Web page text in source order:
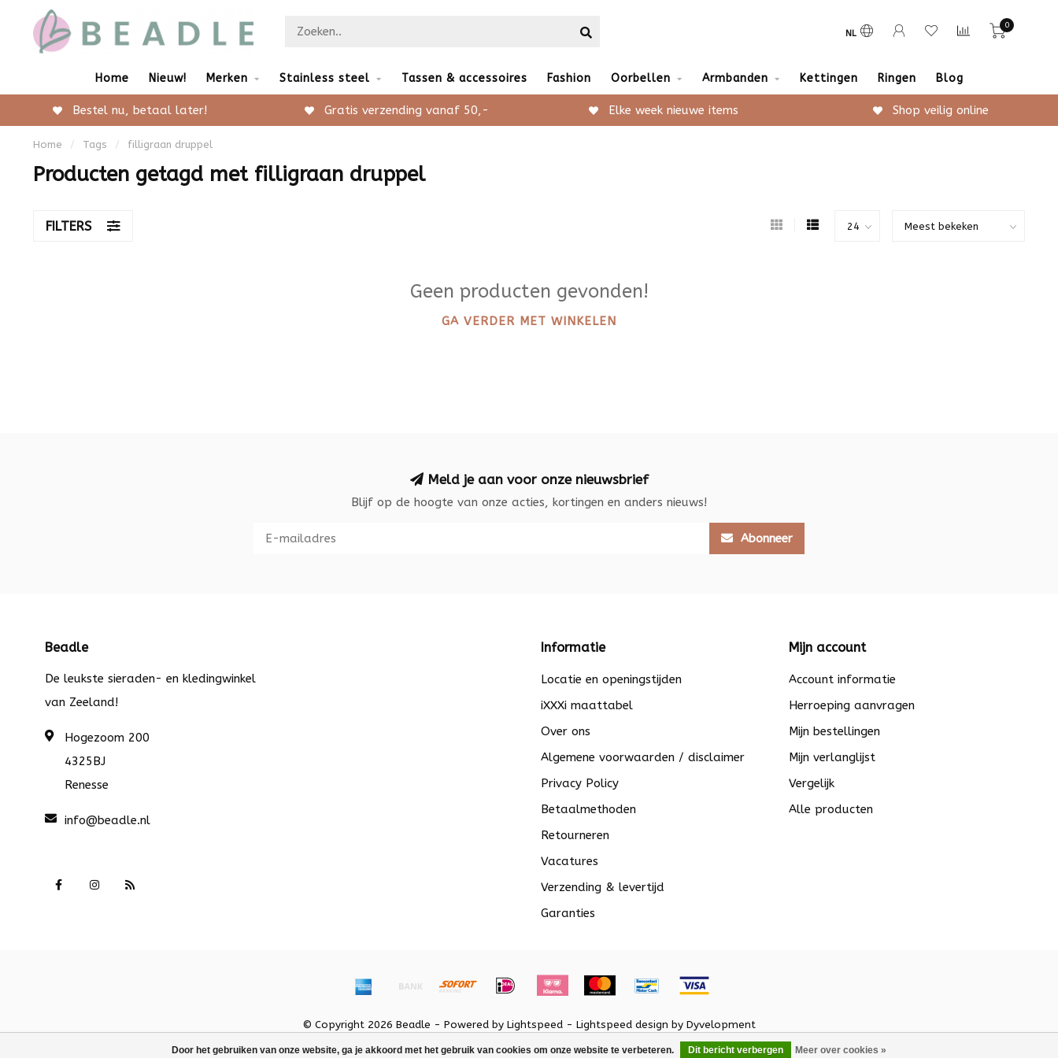
NL
0
Home Nieuw! Merken Stainless steel Tassen & accessoires Fashion Oorbellen Armbanden Kettingen Ringen Blog
Bestel nu, betaal later! Gratis verzending vanaf 50,- Elke week nieuwe items Shop veilig online
Home / Tags / filligraan druppel
Producten getagd met filligraan druppel
FILTERS
Geen producten gevonden!
GA VERDER MET WINKELEN
Door het gebruiken van onze website, ga je akkoord met het gebruik van cookies om onze website te verbeteren. Dit bericht verbergen Meer over cookies »
Meld je aan voor onze nieuwsbrief
Blijf op de hoogte van onze acties, kortingen en anders nieuws!
Abonneer
Beadle
De leukste sieraden- en kledingwinkel
van Zeeland!
Hogezoom 200
4325BJ
Renesse
info@beadle.nl
Informatie
Locatie en openingstijden
iXXXi maattabel
Over ons
Algemene voorwaarden / disclaimer
Privacy Policy
Betaalmethoden
Retourneren
Vacatures
Verzending & levertijd
Garanties
Mijn account
Account informatie
Herroeping aanvragen
Mijn bestellingen
Mijn verlanglijst
Vergelijk
Alle producten
© Copyright 2026 Beadle - Powered by Lightspeed - Lightspeed design by Dyvelopment